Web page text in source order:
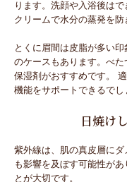
ります。洗顔や入浴後は
クリームで水分の蒸発を防
とくに眉間は皮脂が多い
のケースもあります。べ
保湿剤がおすすめです。
機能をサポートできるでし
日焼け
紫外線は、肌の真皮層に
も影響を及ぼす可能性が
とが大切です。